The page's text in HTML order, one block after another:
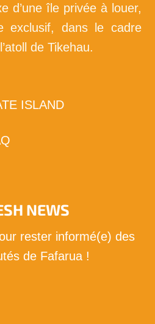
d’une île privée à louer,
exclusif, dans le cadre
de Tikehau.
ISLAND
NEWS
rester informé(e) des
de Fafarua !